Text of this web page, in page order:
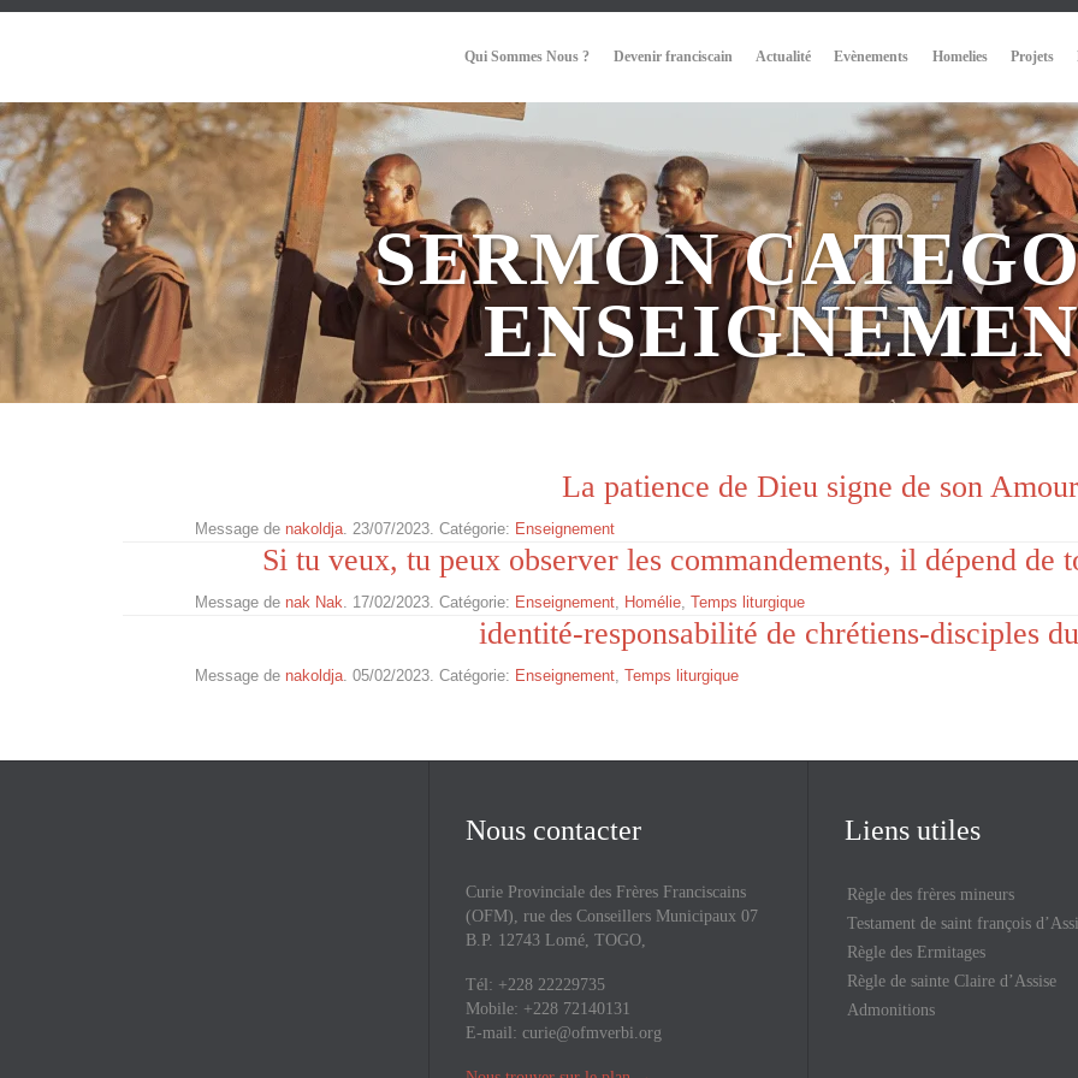
Qui Sommes Nous ? Devenir franciscain Actualité Evènements Homelies Projets
SERMON
La patience de Dieu signe de son Amour
Message de nakoldja. 23/07/2023. Catégorie: Enseignement
Si tu veux, tu peux observer les commandements, il dépend de
Message de nak Nak. 17/02/2023. Catégorie: Enseignement, Homélie, Temps liturgique
identité-responsabilité de chrétiens-disciples
Message de nakoldja. 05/02/2023. Catégorie: Enseignement, Temps liturgique
Nous contacter
Curie Provinciale des Frères Franciscains
(OFM), rue des Conseillers Municipaux 07
B.P. 12743 Lomé, TOGO,
Tél: +228 22229735
Mobile: +228 72140131
E-mail: curie@ofmverbi.org
Liens utiles
Règle des frères mineurs
Testament de saint françois
Règle des Ermitages
Règle de sainte Claire d’Assise
Admonitions